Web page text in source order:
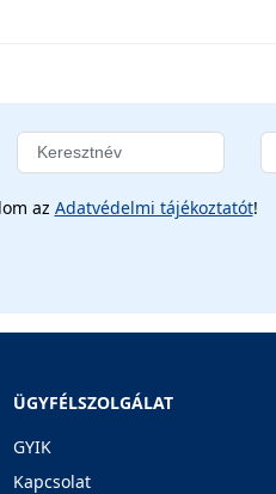
az Adatvédelmi tájékoztatót!
ÜGYFÉLSZOLGÁLAT
GYIK
Kapcsolat